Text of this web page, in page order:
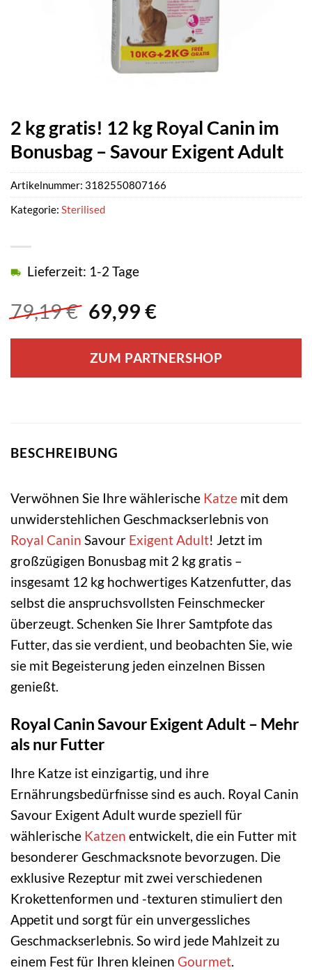
2 kg gratis! 12 kg Royal Canin im
Bonusbag – Savour Exigent Adult
79,19€ Ursprünglicher
war:
79,19 €
69,99 €Aktueller
ist:
69,99 €.
Lieferzeit: 1-2 Tage
ZUM PARTNERSHOP
Artikelnummer: 3182550807166
Kategorie: Sterilised
BESCHREIBUNG
Verwöhnen Sie Ihre wählerische Katze mit dem
unwiderstehlichen Geschmackserlebnis von
Royal Canin Savour Exigent Adult! Jetzt im
großzügigen Bonusbag mit 2 kg gratis –
insgesamt 12 kg hochwertiges Katzenfutter, das
selbst die anspruchsvollsten Feinschmecker
überzeugt. Schenken Sie Ihrer Samtpfote das
Futter, das sie verdient, und beobachten Sie, wie
sie mit Begeisterung jeden einzelnen Bissen
genießt.
Royal Canin Savour Exigent Adult – Mehr
als nur Futter
Ihre Katze ist einzigartig, und ihre
Ernährungsbedürfnisse sind es auch. Royal Canin
Savour Exigent Adult wurde speziell für
wählerische Katzen entwickelt, die ein Futter mit
besonderer Geschmacksnote bevorzugen. Die
exklusive Rezeptur mit zwei verschiedenen
Krokettenformen und -texturen stimuliert den
Appetit und sorgt für ein unvergessliches
Geschmackserlebnis. So wird jede Mahlzeit zu
einem Fest für Ihren kleinen Gourmet.